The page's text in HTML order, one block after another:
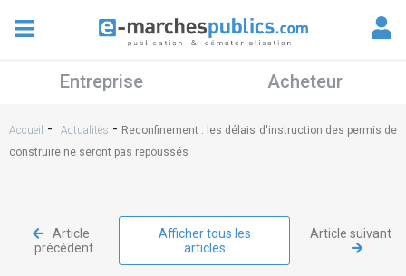
Entreprise Acheteur
Accueil - Actualités - Reconfinement : les délais d'instruction des permis de
construire ne seront pas repoussés
Article
précédent
Afficher tous les
articles
Article suivant